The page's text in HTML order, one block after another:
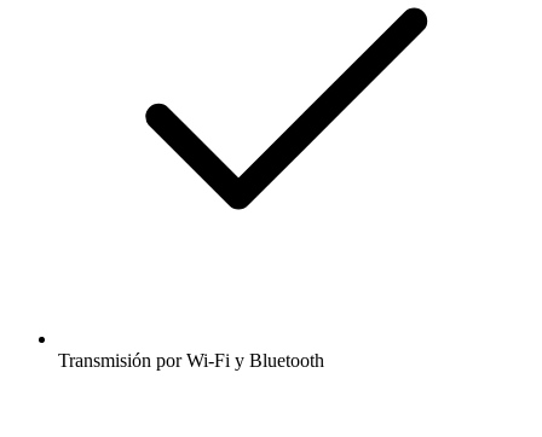
Transmisión por Wi-Fi y Bluetooth